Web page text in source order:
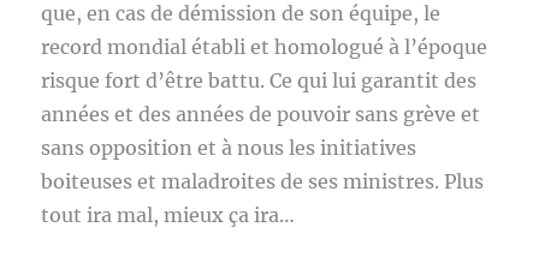
que, en cas de démission de son équipe, le
record mondial établi et homologué à l’époque
risque fort d’être battu. Ce qui lui garantit des
années et des années de pouvoir sans grève et
sans opposition et à nous les initiatives
boiteuses et maladroites de ses ministres. Plus
tout ira mal, mieux ça ira…